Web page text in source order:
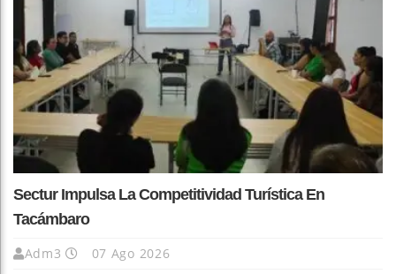
Sectur Impulsa La Competitividad Turística En
Tacámbaro
Adm3 07 Ago 2026